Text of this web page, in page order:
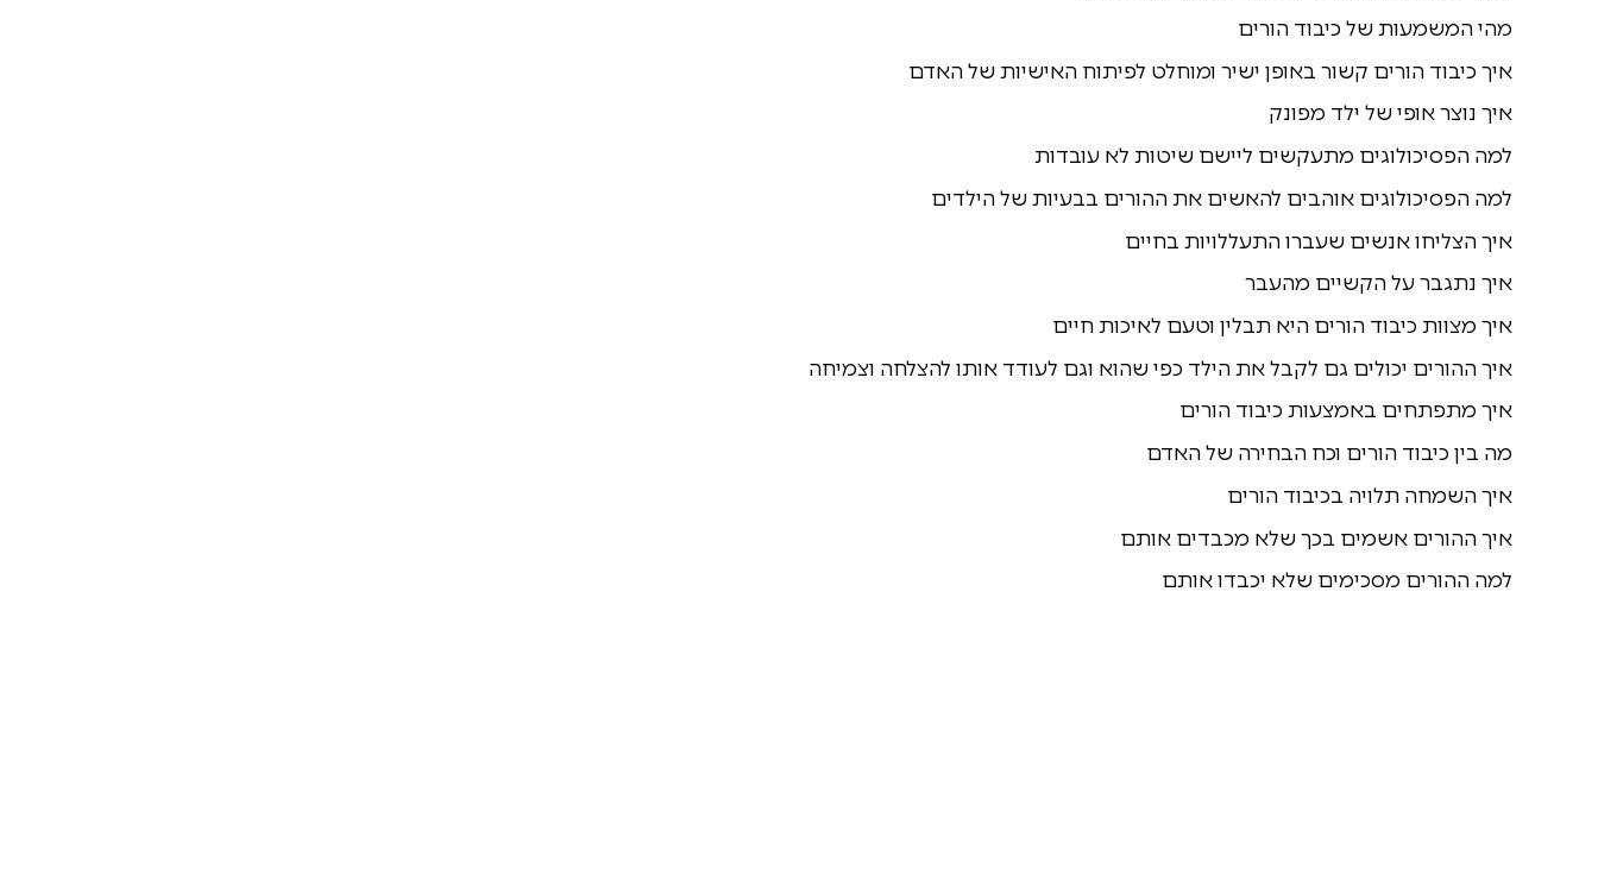
מהי המשמעות של כיבוד הורים
איך כיבוד הורים קשור באופן ישיר ומוחלט לפיתוח האישיות של האדם
איך נוצר אופי של ילד מפונק
למה הפסיכולוגים מתעקשים ליישם שיטות לא עובדות
למה הפסיכולוגים אוהבים להאשים את ההורים בבעיות של הילדים
איך הצליחו אנשים שעברו התעללויות בחיים
איך נתגבר על הקשיים מהעבר
איך מצוות כיבוד הורים היא תבלין וטעם לאיכות חיים
איך ההורים יכולים גם לקבל את הילד כפי שהוא וגם לעודד אותו להצלחה וצמיחה
איך מתפתחים באמצעות כיבוד הורים
מה בין כיבוד הורים וכח הבחירה של האדם
איך השמחה תלויה בכיבוד הורים
איך ההורים אשמים בכך שלא מכבדים אותם
למה ההורים מסכימים שלא יכבדו אותם